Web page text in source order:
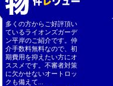
多くの方からご好評頂い
ているライオンズガーデ
ン平岸のご紹介です。仲
介手数料無料なので、初
期費用を抑えたい方にオ
ススメです。不審者対策
に欠かせないオートロッ
クも備えて...